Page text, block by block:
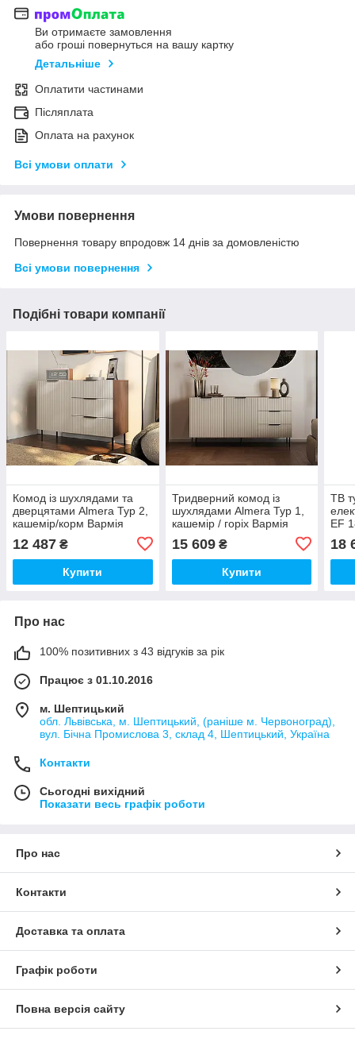
Ви отримаєте замовлення
або гроші повернуться на вашу картку
Детальніше
Оплатити частинами
Післяплата
Оплата на рахунок
Всі умови оплати
Умови повернення
Повернення товару впродовж 14 днів за домовленістю
Всі умови повернення
Подібні товари компанії
Комод із шухлядами та
дверцятами Almera Typ 2,
кашемір/корм Вармія
12 487 ₴
Купити
Тридверний комод із
шухлядами Almera Typ 1,
кашемір / горіх Вармія
15 609₴
Купити
ТВ
EF
18
Про нас
100% позитивних з 43 відгуків за рік
Працює з 01.10.2016
м. Шептицький
обл. Львівська, м. Шептицький, (раніше м. Червоноград),
вул. Бічна Промислова 3, склад 4, Шептицький, Україна
Контакти
Сьогодні вихідний
Показати весь графік роботи
Про нас
Контакти
Доставка та оплата
Графік роботи
Повна версія сайту